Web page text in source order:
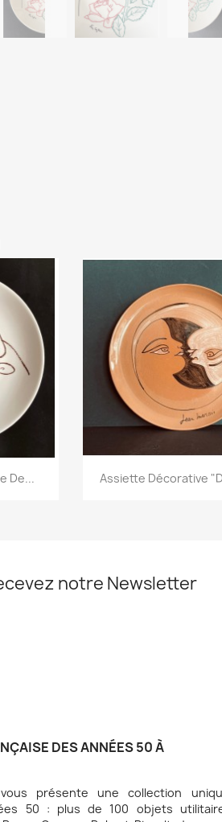
De...  Aperçu
Assiette Décorative
notre Newsletter
DES ANNÉES 50 À
présente une collection
50 : plus de 100 objets